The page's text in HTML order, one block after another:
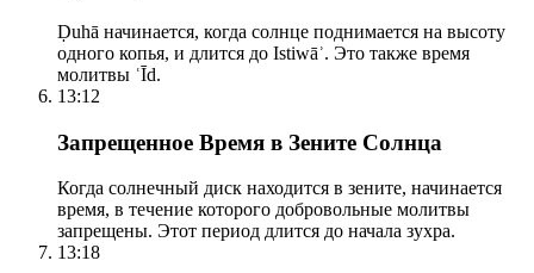
Ḍuhā начинается, когда солнце поднимается на высоту
одного копья, и длится до Istiwāʾ. Это также время
молитвы ʿĪd.
13:12
Запрещенное Время в Зените Солнца
Когда солнечный диск находится в зените, начинается
время, в течение которого добровольные молитвы
запрещены. Этот период длится до начала зухра.
13:18